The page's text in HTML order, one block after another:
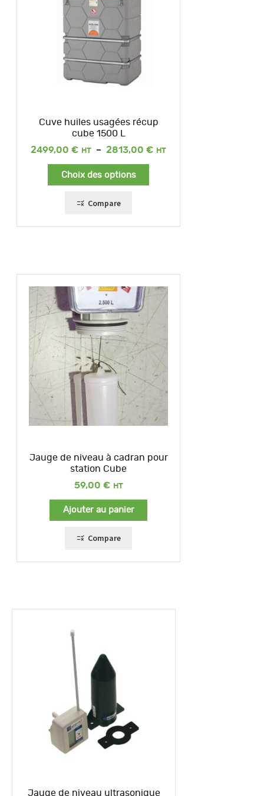
Cuve huiles usagées récup
cube 1500 L
2499,00 € – 2813,00 €
Plage
Choix des options
Compare
Jauge de niveau à cadran pour
station Cube
59,00 €
Ajouter au panier
Compare
Jauge de niveau ultrasonique